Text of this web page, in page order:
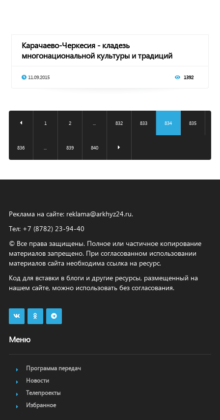
Карачаево-Черкесия - кладезь
многонациональной культуры и традиций
11.09.2015 1392
1 2 832 833 834 835
836 839 840
Реклама на сайте: reklama@arkhyz24.ru.
Тел: +7 (8782) 23‑94‑40
© Все права защищены. Полное или частичное копирование
материалов запрещено. При согласованном использовании
материалов сайта необходима ссылка на ресурс.
Код для вставки в блоги и другие ресурсы, размещенный на
нашем сайте, можно использовать без согласования.
Меню
Программа передач
Новости
Телепроекты
Избранное